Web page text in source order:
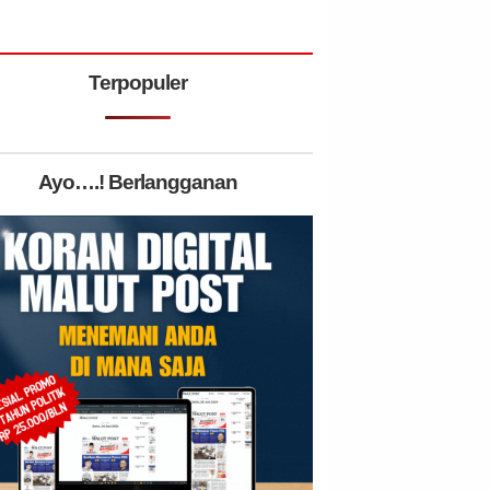
Terpopuler
Ayo….! Berlangganan